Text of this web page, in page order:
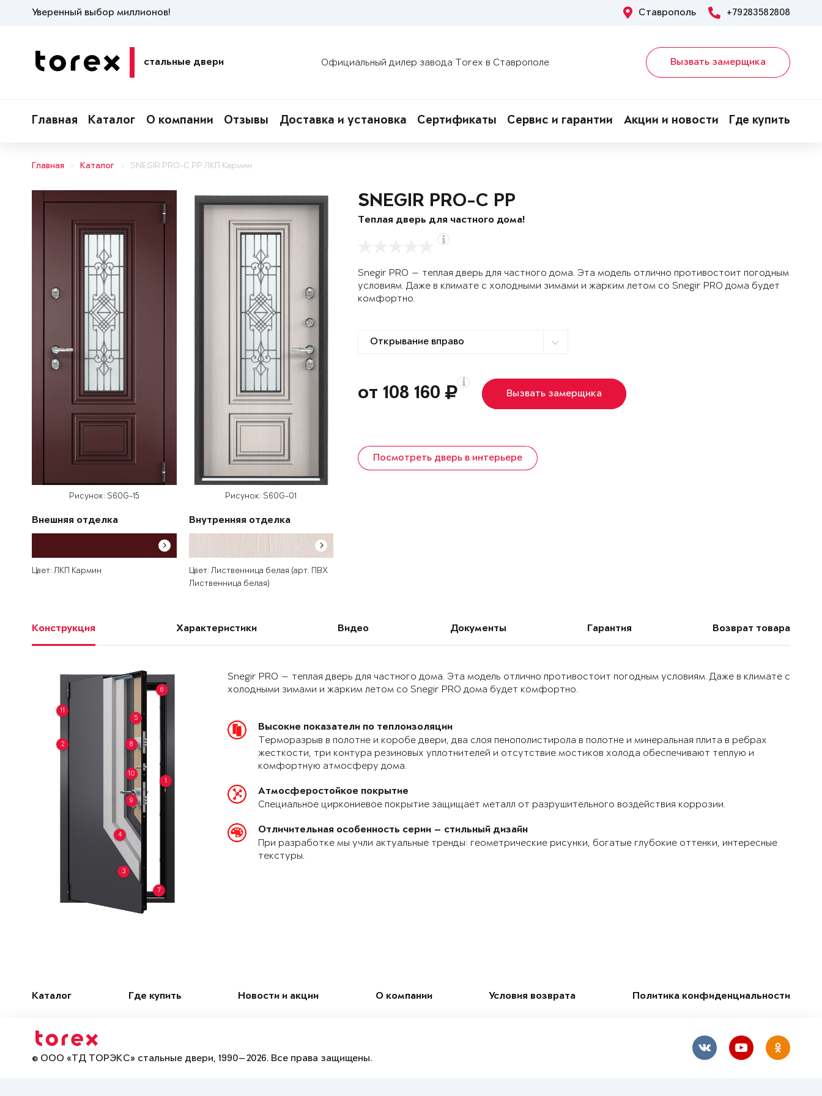
Уверенный выбор миллионов! Ставрополь +79283582808
стальные двери Официальный дилер завода Torex в Ставрополе Вызвать замерщика
Главная Каталог О компании Отзывы Доставка и установка Сертификаты Сервис и гарантии Акции и новости Где купить
Главная Каталог SNEGIR PRO-C PP ЛКП Кармин
Рисунок: S60G-15
Внешняя отделка
Цвет: ЛКП Кармин
Рисунок: S60G-01
Внутренняя отделка
Цвет: Лиственница белая (арт. ПВХ
Лиственница белая)
SNEGIR PRO-C PP
Теплая дверь для частного дома!
Snegir PRO — теплая дверь для частного дома. Эта модель отлично противостоит погодным
условиям. Даже в климате с холодными зимами и жарким летом со Snegir PRO дома будет
комфортно.
от 108 160 Вызвать замерщика
Посмотреть дверь в интерьере
Конструкция Характеристики Видео Документы Гарантия Возврат товара
1
2
3
4
5
6
7
8
9
10
11
Snegir PRO — теплая дверь для частного дома. Эта модель отлично противостоит погодным условиям. Даже в климате с
холодными зимами и жарким летом со Snegir PRO дома будет комфортно.
Высокие показатели по теплоизоляции
Терморазрыв в полотне и коробе двери, два слоя пенополистирола в полотне и минеральная плита в ребрах
жесткости, три контура резиновых уплотнителей и отсутствие мостиков холода обеспечивают теплую и
комфортную атмосферу дома.
Атмосферостойкое покрытие
Специальное циркониевое покрытие защищает металл от разрушительного воздействия коррозии.
Отличительная особенность серии — стильный дизайн
При разработке мы учли актуальные тренды: геометрические рисунки, богатые глубокие оттенки, интересные
текстуры.
Каталог Где купить Новости и акции О компании Условия возврата Политика конфиденциальности
© ООО «ТД ТОРЭКС» стальные двери, 1990—2026. Все права защищены.